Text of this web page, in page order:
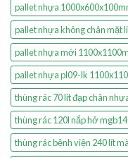
pallet nhựa
pallet nhựa không chân mặt
pallet nhựa mới
pallet nhựa pl09-lk
thùng rác 70 lít đạp chân
thùng rác 120l nắp hở
thùng rác bệnh viện 240 lít